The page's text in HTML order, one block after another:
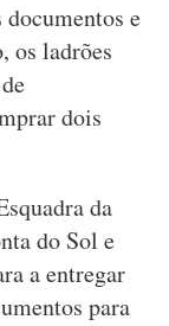
documentos e
os ladrões
dois
da
do Sol e
a entregar
para